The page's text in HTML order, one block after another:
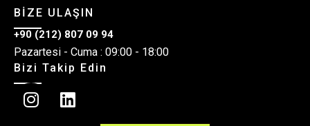
BİZE ULAŞIN
+90 (212) 807 09 94
Pazartesi - Cuma : 09:00 - 18:00
Bizi Takip Edin